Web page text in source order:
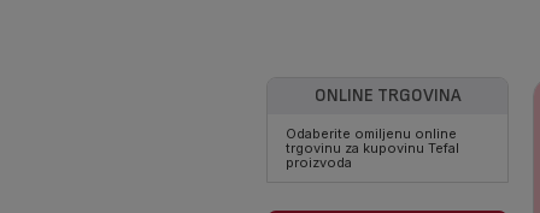
ONLINE TRGOVINA
Odaberite omiljenu online
trgovinu za kupovinu Tefal
proizvoda